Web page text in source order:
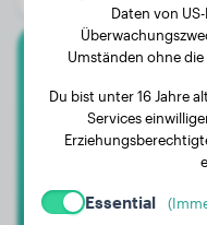
Daten von
Umständen ohne
Du bist unter 16 Jahre
Services
Essential